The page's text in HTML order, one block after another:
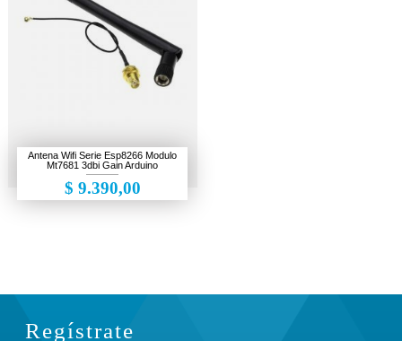
Resinas 3D
Grabadoras Cortadora Laser
Accesorios y Repuestos
Cámaras de seguridad
Electrónica
Liquidación
Antena Wifi Serie Esp8266 Modulo
Mt7681 3dbi Gain Arduino
$ 9.390,00
Regístrate